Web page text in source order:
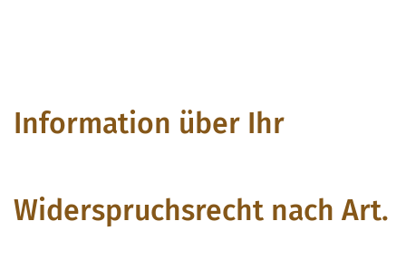
Information über Ihr
Widerspruchsrecht nach Art.